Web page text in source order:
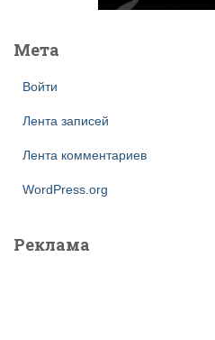
Мета
Войти
Лента записей
Лента комментариев
WordPress.org
Реклама